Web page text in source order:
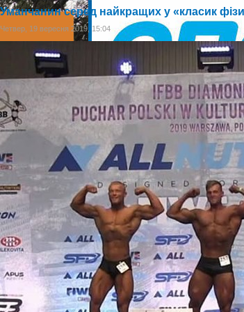
Уманчанин серед найкращих у «класик
Четвер, 19 вересня 2019, 15:04